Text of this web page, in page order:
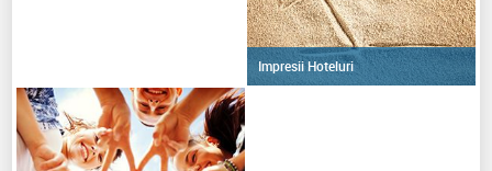
Impresii Hoteluri